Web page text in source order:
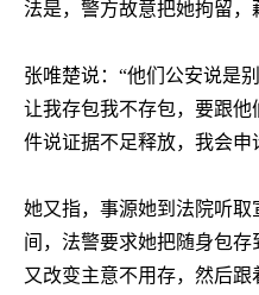
法是，警方故意把她拘留，
张唯楚说：“他们公安说是
让我存包我不存包，要跟
件说证据不足释放，我会申
她又指，事源她到法院听
间，法警要求她把随身包
又改变主意不用存，然后